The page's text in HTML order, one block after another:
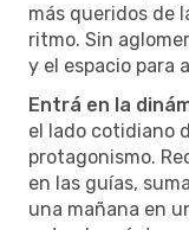
más queridos de
ritmo. Sin
y el espacio para
Entrá en la
el lado cotidiano
protagonismo.
en las guías,
una mañana en